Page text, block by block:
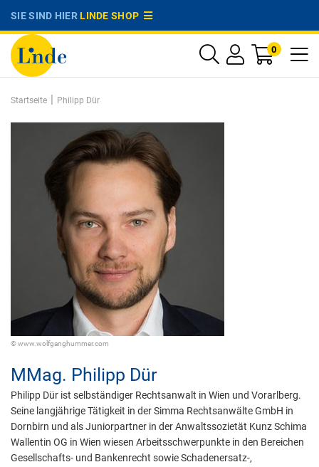
SIE SIND HIERLINDE SHOP
0
Startseite | Philipp Dür
© www.wolfganghummer.com
MMag. Philipp Dür
Philipp Dür ist selbständiger Rechtsanwalt in Wien und Vorarlberg.
Seine langjährige Tätigkeit in der Simma Rechtsanwälte GmbH in
Dornbirn und als Juniorpartner in der Anwaltssozietät Kunz Schima
Wallentin OG in Wien wiesen Arbeitsschwerpunkte in den Bereichen
Gesellschafts- und Bankenrecht sowie Schadenersatz-,